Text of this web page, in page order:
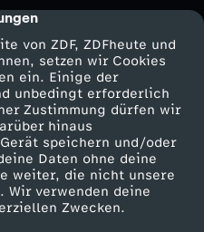
von ZDF, ZDFheute und
setzen wir Cookies
ein. Einige der
unbedingt erforderlich
Zustimmung dürfen wir
hinaus
speichern und/oder
Daten ohne deine
weiter, die nicht unsere
verwenden deine
Zwecken.
Service
ZDFmitreden
Kontakt zum ZDF
Tickets